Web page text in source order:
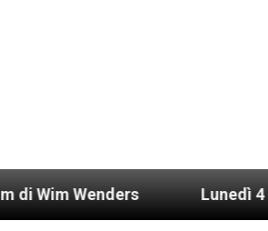
Lunedì 4 gennaio 2021: